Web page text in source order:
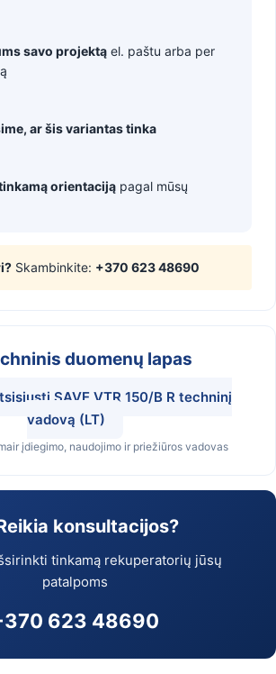
savo projektą el. paštu arba per
ar šis variantas tinka
orientaciją pagal mūsų
Skambinkite: +370 623 48690
duomenų lapas
SAVE VTR 150/B R techninį
vadovą (LT)
įdiegimo, naudojimo ir priežiūros vadovas
konsultacijos?
tinkamą rekuperatorių jūsų
patalpoms
623 48690